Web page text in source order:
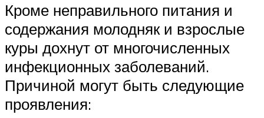
Кроме неправильного питания и
содержания молодняк и взрослые
куры дохнут от многочисленных
инфекционных заболеваний.
Причиной могут быть следующие
проявления: